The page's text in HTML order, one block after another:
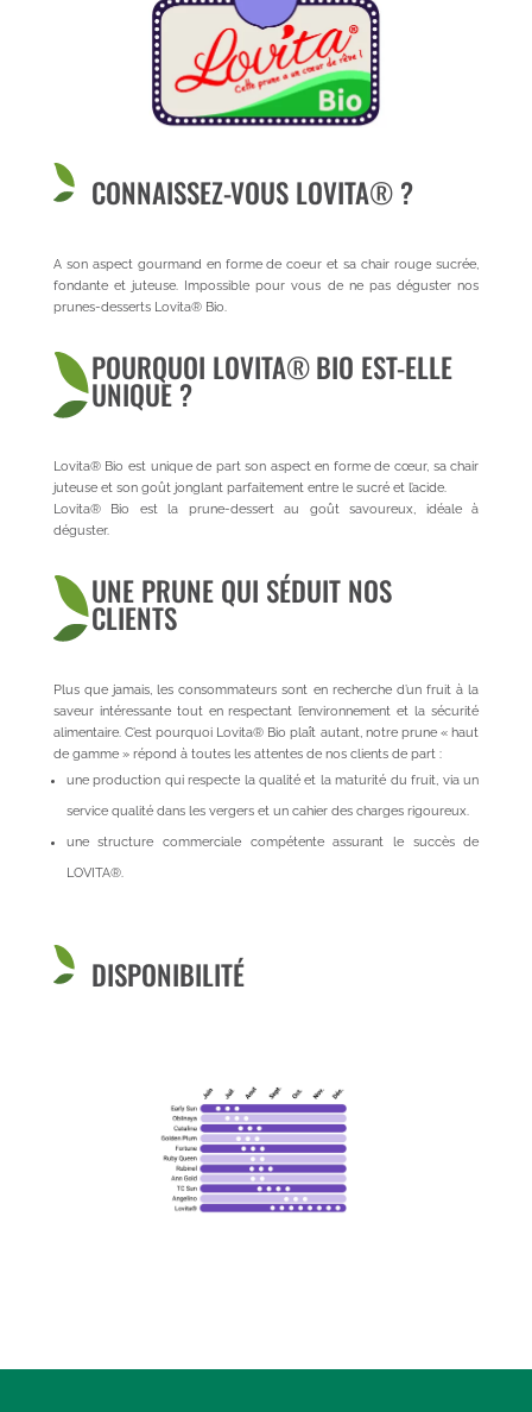
CONNAISSEZ-VOUS LOVITA®?
A son aspect gourmand en forme de coeur et sa chair rouge sucrée,
fondante et juteuse. Impossible pour vous de ne pas déguster nos
prunes-desserts Lovita® Bio.
POURQUOI LOVITA®BIO EST-ELLE
UNIQUE ?
Lovita® Bio est unique de part son aspect en forme de cœur, sa chair
juteuse et son goût jonglant parfaitement entre le sucré et l’acide.
Lovita® Bio est la prune-dessert au goût savoureux, idéale à
déguster.
UNE PRUNE QUI SÉDUIT NOS
CLIENTS
Plus que jamais, les consommateurs sont en recherche d’un fruit à la
saveur intéressante tout en respectant l’environnement et la sécurité
alimentaire. C’est pourquoi Lovita® Bio plaît autant, notre prune « haut
de gamme » répond à toutes les attentes de nos clients de part :
une production qui respecte la qualité et la maturité du fruit, via un
service qualité dans les vergers et un cahier des charges rigoureux.
une structure commerciale compétente assurant le succès de
LOVITA®.
DISPONIBILITÉ